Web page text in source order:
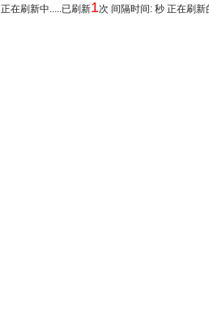
正在刷新中.....已刷新1次 间隔时间: 秒 正在刷新